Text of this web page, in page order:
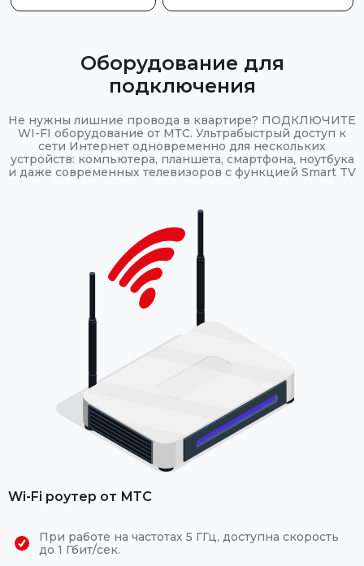
Оборудование для
подключения
Не нужны лишние провода в квартире? ПОДКЛЮЧИТЕ
WI-FI оборудование от МТС. Ультрабыстрый доступ к
сети Интернет одновременно для нескольких
устройств: компьютера, планшета, смартфона, ноутбука
и даже современных телевизоров с функцией Smart TV
Wi-Fi роутер от МТС
При работе на частотах 5 ГГц, доступна скорость
до 1 Гбит/сек.